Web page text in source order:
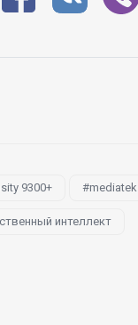
9300+ mediatek
интеллект